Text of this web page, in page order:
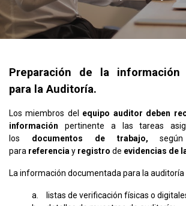
Preparación de la información
para la Auditoría.
Los miembros del equipo auditor deben
información pertinente a las tareas
los documentos de trabajo, según
para referencia y registro de evidencias de
La información documentada para la auditoría
listas de verificación físicas o